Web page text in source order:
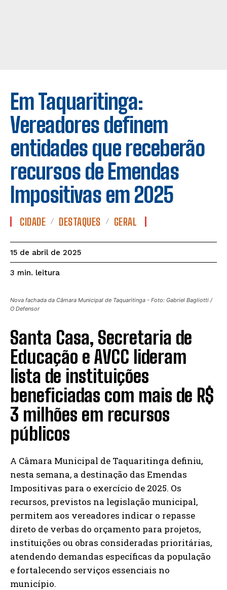
Em Taquaritinga:
Vereadores definem
entidades que receberão
recursos de Emendas
Impositivas em 2025
CIDADE DESTAQUES GERAL
15 de abril de 2025
3 min. leitura
Nova fachada da Câmara Municipal de Taquaritinga - Foto: Gabriel Bagliotti /
O Defensor
Santa Casa, Secretaria de
Educação e AVCC lideram
lista de instituições
beneficiadas com mais de R$
3 milhões em recursos
públicos
A Câmara Municipal de Taquaritinga definiu,
nesta semana, a destinação das Emendas
Impositivas para o exercício de 2025. Os
recursos, previstos na legislação municipal,
permitem aos vereadores indicar o repasse
direto de verbas do orçamento para projetos,
instituições ou obras consideradas prioritárias,
atendendo demandas específicas da população
e fortalecendo serviços essenciais no
município.